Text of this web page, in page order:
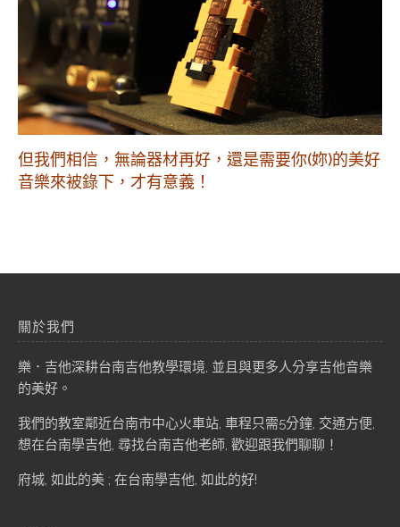
但我們相信，無論器材再好，還是需要你(妳)的美好
音樂來被錄下，才有意義！
關於我們
樂．吉他深耕台南吉他教學環境, 並且與更多人分享吉他音樂
的美好。
我們的教室鄰近台南市中心火車站, 車程只需5分鐘, 交通方便,
想在台南學吉他, 尋找台南吉他老師, 歡迎跟我們聊聊！
府城, 如此的美 ; 在台南學吉他, 如此的好!